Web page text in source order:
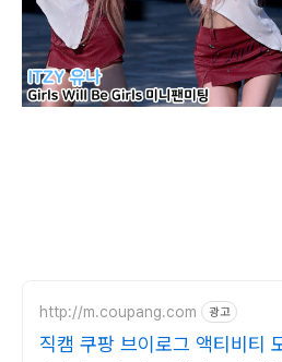
http://m.coupang.com 광고
직캠 쿠팡 브이로그 액티비티